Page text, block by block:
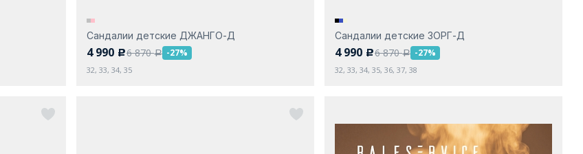
Сандалии детские ДЖАНГО-Д
4 990 c6 870a -27%
32, 33, 34, 35
Сандалии детские ЗОРГ-Д
4 990 c6 870a -27%
32, 33, 34, 35, 36, 37, 38